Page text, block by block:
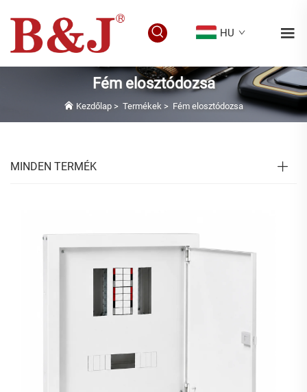
HU
Fém elosztódozsa
Kezdőlap > Termékek > Fém elosztódozsa
MINDEN TERMÉK